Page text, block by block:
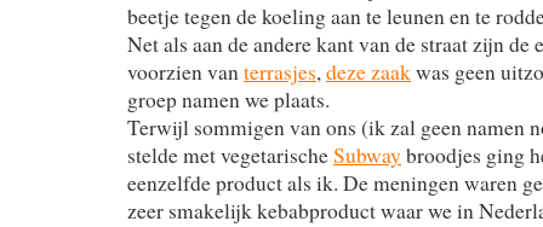
beetje tegen de koeling aan te leunen en te
Net als aan de andere kant van de straat zijn de
voorzien vanterrasjes,deze zaakwas geen
groep namen we plaats.
Terwijl sommigen van ons (ik zal geen namen
stelde met vegetarischeSubway broodjes ging
eenzelfde product als ik. De meningen waren
zeer smakelijk kebabproduct waar we in